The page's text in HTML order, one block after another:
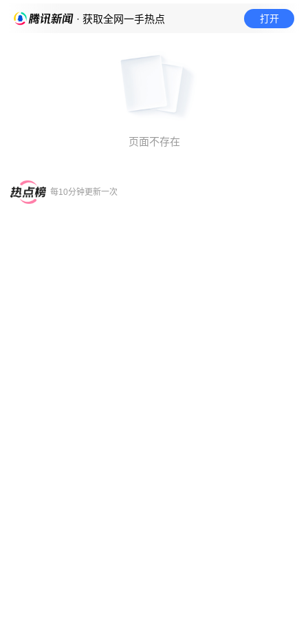
· 获取全网一手热点 打开
页面不存在
每10分钟更新一次